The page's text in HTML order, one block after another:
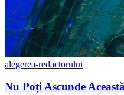
alegerea-redactorului
Nu Poți Ascunde